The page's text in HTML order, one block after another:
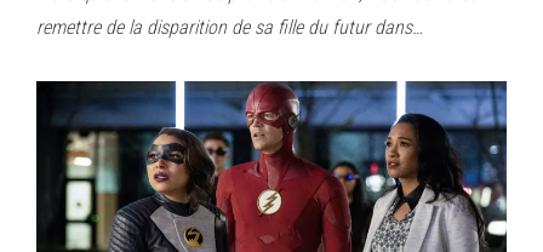
remettre de la disparition de sa fille du futur dans…